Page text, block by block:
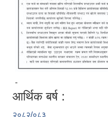
-
आर्थिक बर्ष :
२०८२/०८३